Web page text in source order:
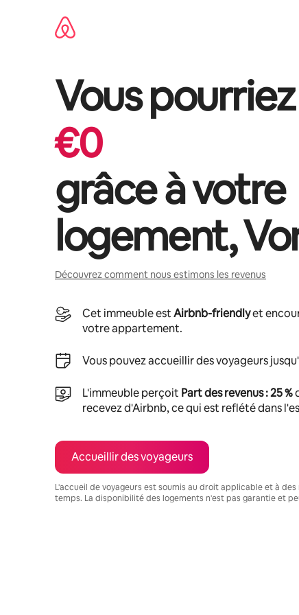
Vous
€0
grâce à votre
logement,
Découvrez comment nous estimons les revenus
Cet immeuble estAirbnb-friendlyet
votre appartement.
Vous pouvez accueillir des voyageurs
L'immeuble perçoit Part des revenus : 25 %
recevez d'Airbnb, ce qui est reflété dans
Accueillir des voyageurs
L'accueil de voyageurs est soumis au droit applicable et à
temps. La disponibilité des logements n'est pas garantie et